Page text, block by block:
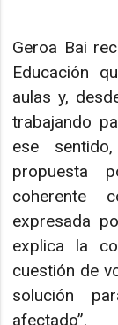
Geroa Bai
Educación
aulas y,
trabajando
ese
propuesta
coherente
expresada
explica la
cuestión de
solución
afectado”.